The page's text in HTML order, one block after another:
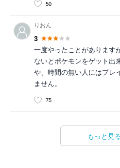
50
りおん
3
一度やったことがあります
ないとポケモンをゲット出
や、時間の無い人にはプレ
ません。
75
もっと見